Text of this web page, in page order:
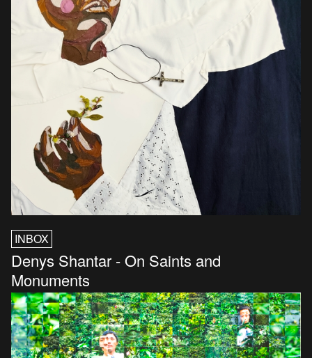
INBOX
Denys Shantar - On Saints and
Monuments